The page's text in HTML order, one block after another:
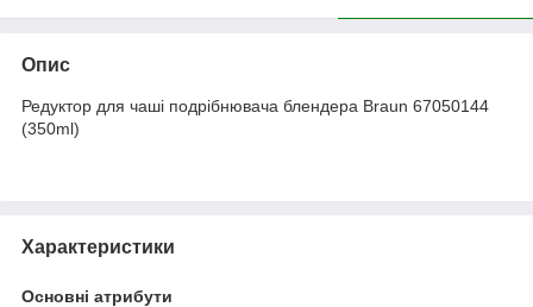
Опис
Редуктор для чаші подрібнювача блендера Braun 67050144
(350ml)
Характеристики
Основні атрибути